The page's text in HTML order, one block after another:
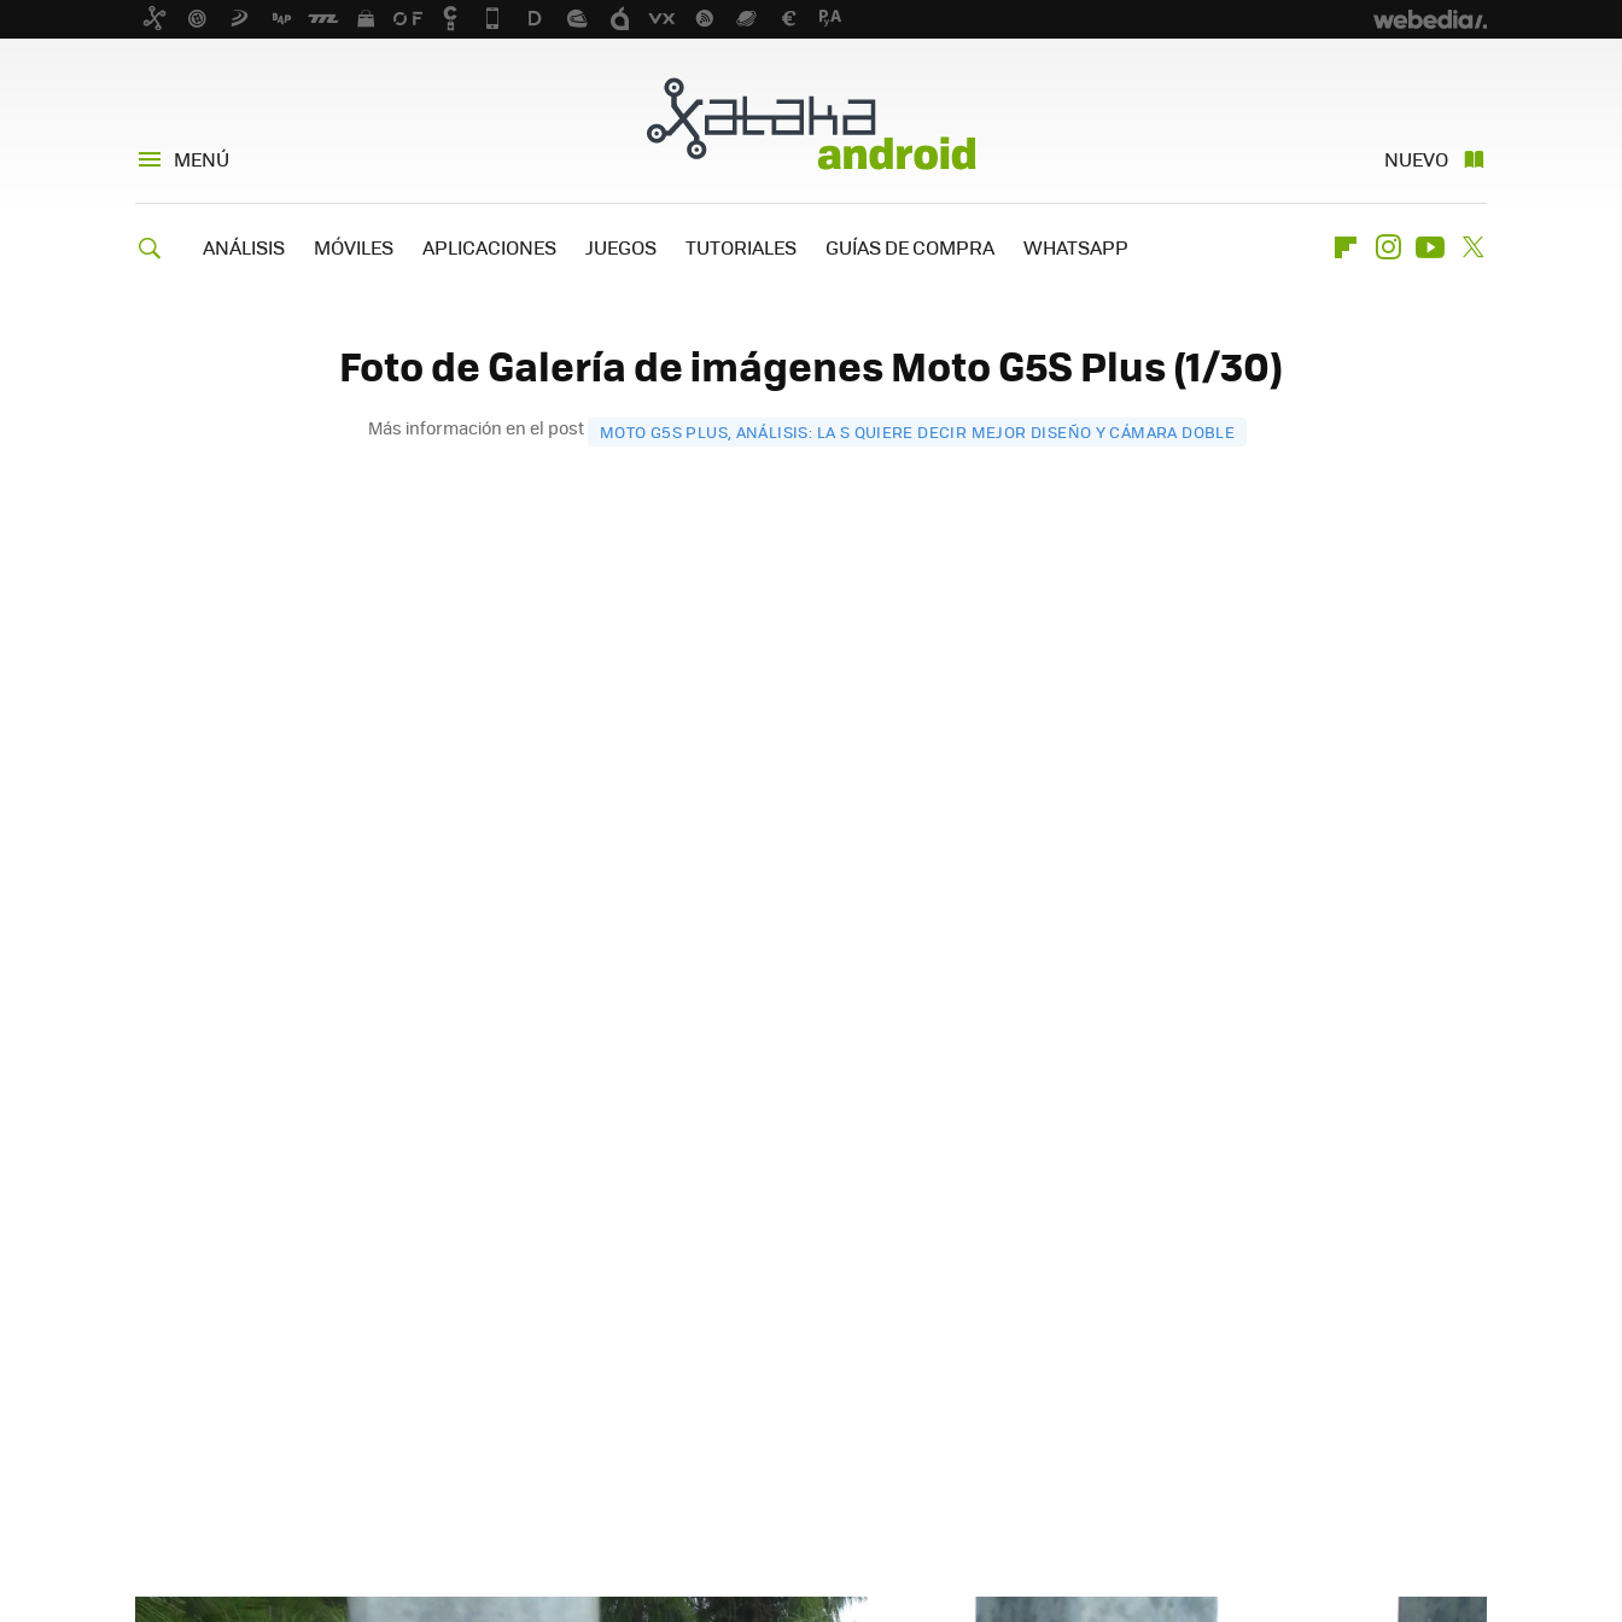
MENÚ NUEVO
ANÁLISIS MÓVILES APLICACIONES JUEGOS TUTORIALES GUÍAS DE COMPRA WHATSAPP FlipboardInstagramYoutube
Foto de Galería de imágenes Moto G5S Plus (1/30)
Más información en el post MOTO G5S PLUS, ANÁLISIS: LA S QUIERE DECIR MEJOR DISEÑO Y CÁMARA DOBLE